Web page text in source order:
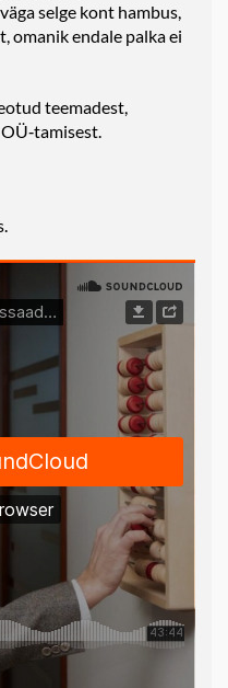
selge kont hambus,
omanik endale palka ei
teemadest,